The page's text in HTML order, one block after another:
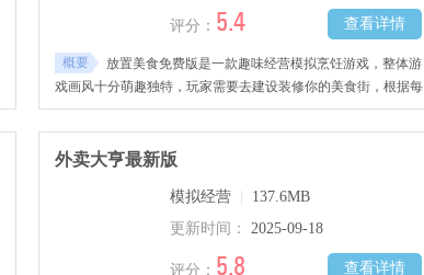
查看详情
评分： 5.4
概要
放置美食免费版是一款趣味经营模拟烹饪游戏，整体游
戏画风十分萌趣独特，玩家需要去建设装修你的美食街，根据每
一个美食街店铺的不同，烹饪出多样化口味的美食佳肴，制定一
系列营销手段，招揽员工为顾客带来最佳服务体验感，吸引更多
顾客前来，赚取丰厚钱财，打造独属于你的美食商业帝国，感兴
外卖大亨最新版
模拟经营
137.6MB
更新时间：
2025-09-18
查看详情
评分： 5.8